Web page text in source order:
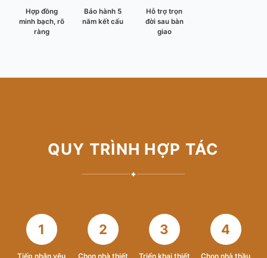
Hợp đồng
minh bạch, rõ
ràng
Bảo hành 5
năm kết cấu
Hỗ trợ trọn
đời sau bàn
giao
QUY TRÌNH HỢP TÁC
✦
1
Tiếp nhận yêu
2
Chọn nhà thiết
3
Triển khai thiết
4
Chọn nhà thầu